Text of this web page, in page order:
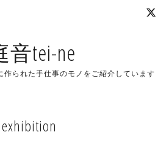
音tei-ne
作られた手仕事のモノをご紹介しています
exhibition